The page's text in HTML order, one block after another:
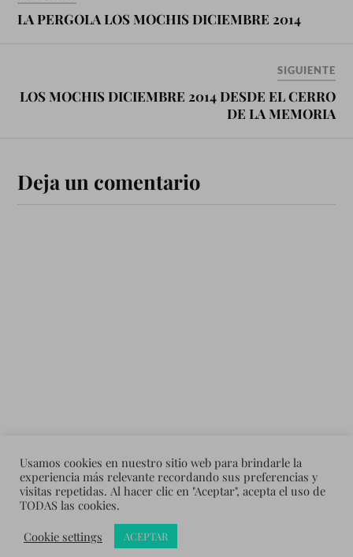
LA PERGOLA LOS MOCHIS DICIEMBRE 2014
SIGUIENTE
LOS MOCHIS DICIEMBRE 2014 DESDE EL CERRO
DE LA MEMORIA
Deja un comentario
CREADO CON WORDPRESS
Usamos cookies en nuestro sitio web para brindarle la
experiencia más relevante recordando sus preferencias y
visitas repetidas. Al hacer clic en "Aceptar", acepta el uso de
TODAS las cookies.
Cookie settings
ACEPTAR